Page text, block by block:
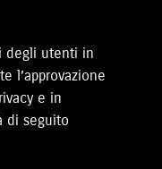
degli utenti in
l’approvazione
e in
di seguito